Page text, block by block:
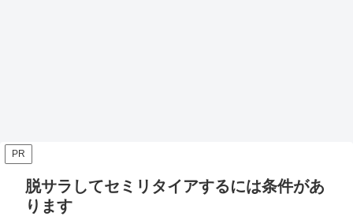
PR
脱サラしてセミリタイアするには条件があ
ります